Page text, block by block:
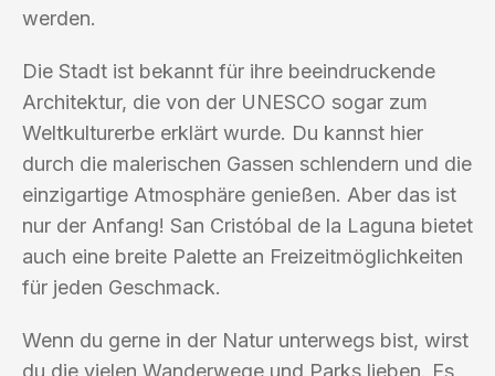
werden.
Die Stadt ist bekannt für ihre beeindruckende
Architektur, die von der UNESCO sogar zum
Weltkulturerbe erklärt wurde. Du kannst hier
durch die malerischen Gassen schlendern und die
einzigartige Atmosphäre genießen. Aber das ist
nur der Anfang! San Cristóbal de la Laguna bietet
auch eine breite Palette an Freizeitmöglichkeiten
für jeden Geschmack.
Wenn du gerne in der Natur unterwegs bist, wirst
du die vielen Wanderwege und Parks lieben. Es